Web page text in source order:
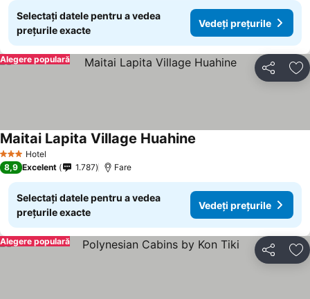
Selectați datele pentru a vedea
prețurile exacte
Vedeți prețurile
Distribuiți
Alegere populară
3 SteleHotel
Maitai Lapita Village Huahine
8,9 Excelent 1.787 Fare
Selectați datele pentru a vedea
prețurile exacte
Vedeți prețurile
Distribuiți
Alegere populară